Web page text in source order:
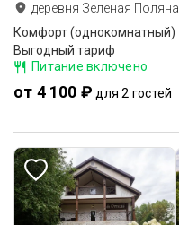
деревня Зеленая Поляна
Комфорт (однокомнатный)
Выгодный тариф
Питание включено
от 4 100 ₽ для 2 гостей